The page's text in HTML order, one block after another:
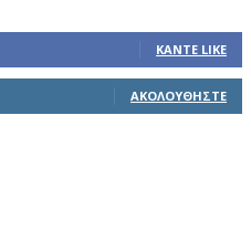
ΚΆΝΤΕ LIKE
ΑΚΟΛΟΥΘΉΣΤΕ